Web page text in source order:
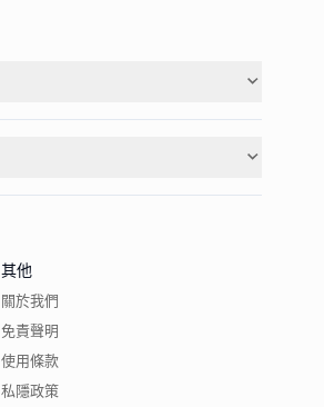
其他
關於我們
免責聲明
使用條款
私隱政策